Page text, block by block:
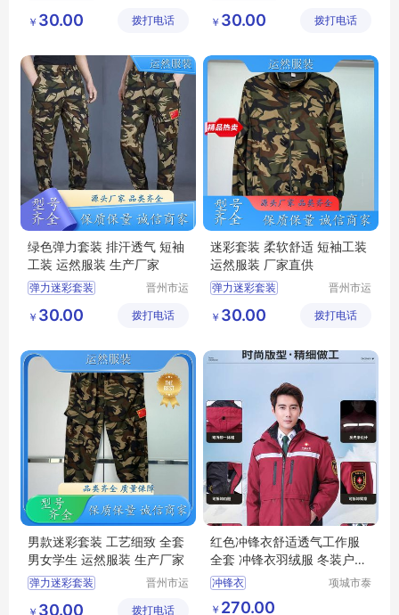
迷彩套装批发
军训迷彩服
工厂
￥ 30.00 拨打电话
迷彩套装批发
迷彩圆领短袖
工厂
￥ 30.00 拨打电话
绿色弹力套装 排汗透气 短袖
工装 运然服装 生产厂家
弹力迷彩套装
迷彩军训服
晋州市运
工厂
￥ 30.00 拨打电话
迷彩套装 柔软舒适 短袖工装
运然服装 厂家直供
弹力迷彩套装
夏款弹力针织男女套装
迷彩圆领短袖
晋州市运
工厂
￥ 30.00 拨打电话
男款迷彩套装 工艺细致 全套
男女学生 运然服装 生产厂家
弹力迷彩套装
晋州市运
工厂
￥ 30.00 拨打电话
红色冲锋衣舒适透气工作服
全套 冲锋衣羽绒服 冬装户外
套装 工作服装
冲锋衣
项城市泰
￥ 270.00